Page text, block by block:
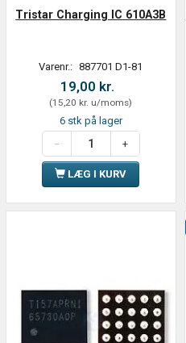
Tristar Charging IC 610A3B
Varenr.: 887701 D1-81
19,00 kr.
(15,20 kr. u/moms)
6 stk på lager
LÆG I KURV